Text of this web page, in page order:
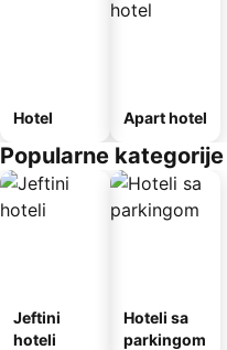
Hotel Apart hotel
Popularne
Jeftini
hoteli
Hoteli sa
parkingom